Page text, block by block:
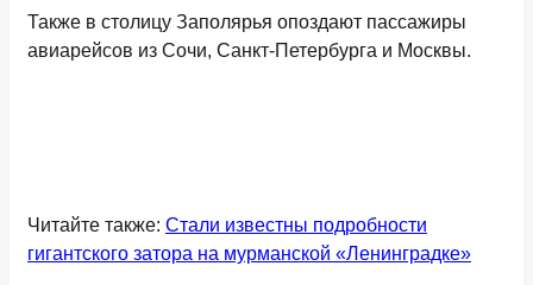
Также в столицу Заполярья опоздают пассажиры
авиарейсов из Сочи, Санкт-Петербурга и Москвы.
Читайте также: Стали известны подробности
гигантского затора на мурманской «Ленинградке»